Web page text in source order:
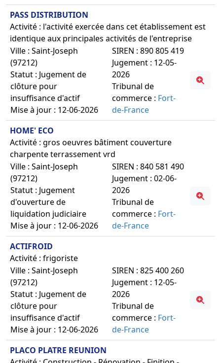
PASS DISTRIBUTION
Activité : l'activité exercée dans cet établissement est
identique aux principales activités de l'entreprise
Ville : Saint-Joseph
(97212)
Statut : Jugement de
clôture pour
insuffisance d'actif
Mise à jour : 12-06-2026
SIREN : 890 805 419
Jugement : 12-05-
2026
Tribunal de
commerce : Fort-
de-France
HOME' ECO
Activité : gros oeuvres bâtiment couverture
charpente terrassement vrd
Ville : Saint-Joseph
(97212)
Statut : Jugement
d'ouverture de
liquidation judiciaire
Mise à jour : 12-06-2026
SIREN : 840 581 490
Jugement : 02-06-
2026
Tribunal de
commerce : Fort-
de-France
ACTIFROID
Activité : frigoriste
Ville : Saint-Joseph
(97212)
Statut : Jugement de
clôture pour
insuffisance d'actif
Mise à jour : 12-06-2026
SIREN : 825 400 260
Jugement : 12-05-
2026
Tribunal de
commerce : Fort-
de-France
PLACO PLATRE REUNION